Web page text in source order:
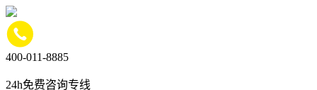
400-011-8885
24h免费咨询专线